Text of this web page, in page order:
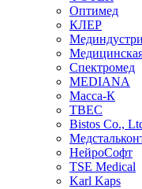
Оптимед
КЛЕР
Спектромед
MEDIANA
Масса-К
ТВЕС
Bistos Co.,
НейроСофт
TSE Medical
Karl Kaps